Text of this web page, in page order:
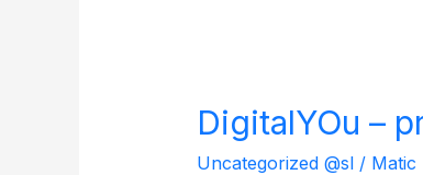
DigitalYOu –
Uncategorized @sl/ Matic
predstavitev
platforme